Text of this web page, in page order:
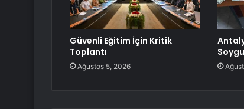
Güvenli Eğitim İçin Kritik
Toplantı
Ağustos 5, 2026